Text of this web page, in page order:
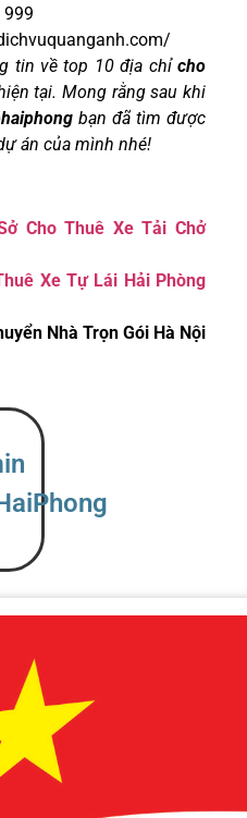
999
tin về top 10 địa chỉ cho
tại. Mong rằng sau khi
bạn đã tìm được
án của mình nhé!
Cho Thuê Xe Tải Chở
Xe Tự Lái Hải Phòng
Nhà Trọn Gói Hà Nội